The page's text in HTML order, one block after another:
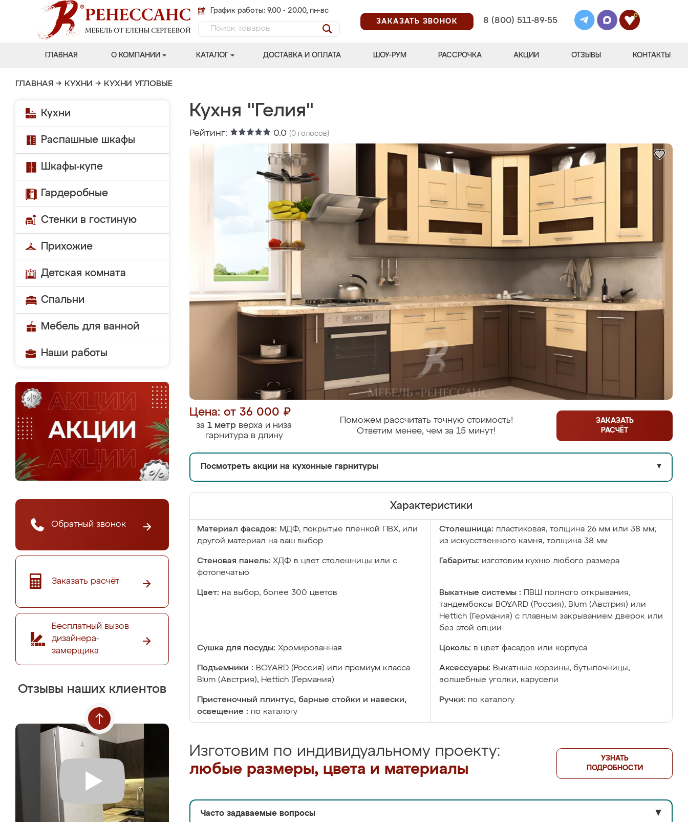
График работы: 9.00 - 20.00, пн-вс
ЗАКАЗАТЬ ЗВОНОК
8 (800) 511-89-55
0
ГЛАВНАЯ О КОМПАНИИ КАТАЛОГ ДОСТАВКА И ОПЛАТА ШОУ-РУМ РАССРОЧКА АКЦИИ ОТЗЫВЫ КОНТАКТЫ
ГЛАВНАЯ → КУХНИ → КУХНИ УГЛОВЫЕ
Кухни
Распашные шкафы
Шкафы-купе
Гардеробные
Стенки в гостиную
Прихожие
Детская комната
Спальни
Мебель для ванной
Наши работы
Обратный звонок
Заказать расчёт
Бесплатный вызов
дизайнера-
замерщика
Отзывы наших клиентов
Кухня "Гелия"
Рейтинг: 0.0 (0 голосов)
Цена: от 36 000 ₽
за 1 метр верха и низа
гарнитура в длину
Поможем рассчитать точную стоимость!
Ответим менее, чем за 15 минут!
ЗАКАЗАТЬ
РАСЧЁТ
Посмотреть акции на кухонные гарнитуры ▼
Характеристики
Материал фасадов: МДФ, покрытые плёнкой ПВХ, или
другой материал на ваш выбор
Столешница: пластиковая, толщина 26 мм или 38 мм;
из искусственного камня, толщина 38 мм
Стеновая панель: ХДФ в цвет столешницы или с
фотопечатью
Габариты: изготовим кухню любого размера
Цвет: на выбор, более 300 цветов Выкатные системы :
ПВШ полного открывания,
тандембоксы BOYARD (Россия), Blum (Австрия) или
Hettich (Германия) с плавным закрыванием дверок или
без этой опции
Сушка для посуды: Хромированная Цоколь: в цвет фасадов или корпуса
Подъемники : BOYARD (Россия) или премиум класса
Blum (Австрия), Hettich (Германия)
Аксессуары: Выкатные корзины, бутылочницы,
волшебные уголки, карусели
Пристеночный плинтус, барные стойки и навески,
освещение : по каталогу
Ручки: по каталогу
Изготовим по индивидуальному проекту:
любые размеры, цвета и материалы
УЗНАТЬ
ПОДРОБНОСТИ
Часто задаваемые вопросы ▼